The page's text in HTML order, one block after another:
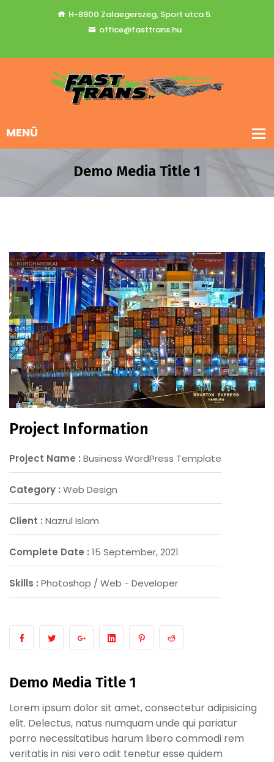
H-8900 Zalaegerszeg, Sport utca 5.
office@fasttrans.hu
Demo Media Title 1
Project Information
Project Name : Business WordPress Template
Category : Web Design
Client : Nazrul Islam
Complete Date : 15 September, 2021
Skills : Photoshop / Web - Developer
Demo Media Title 1
Lorem ipsum dolor sit amet, consectetur adipisicing
elit. Delectus, natus numquam unde qui pariatur
porro necessitatibus harum libero commodi rem
veritatis in nisi vero odit tenetur esse quidem